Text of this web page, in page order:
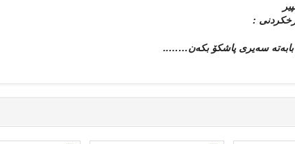
:
بابه‌ته‌ سه‌یری پاشکۆ بکه‌ن……..